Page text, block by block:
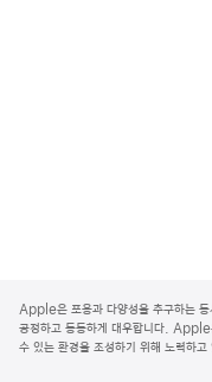
p
p
l
Apple은 포용과 다양성을 추구하는 동
공정하고 동등하게 대우합니다. Apple
수 있는 환경을 조성하기 위해 노력하고